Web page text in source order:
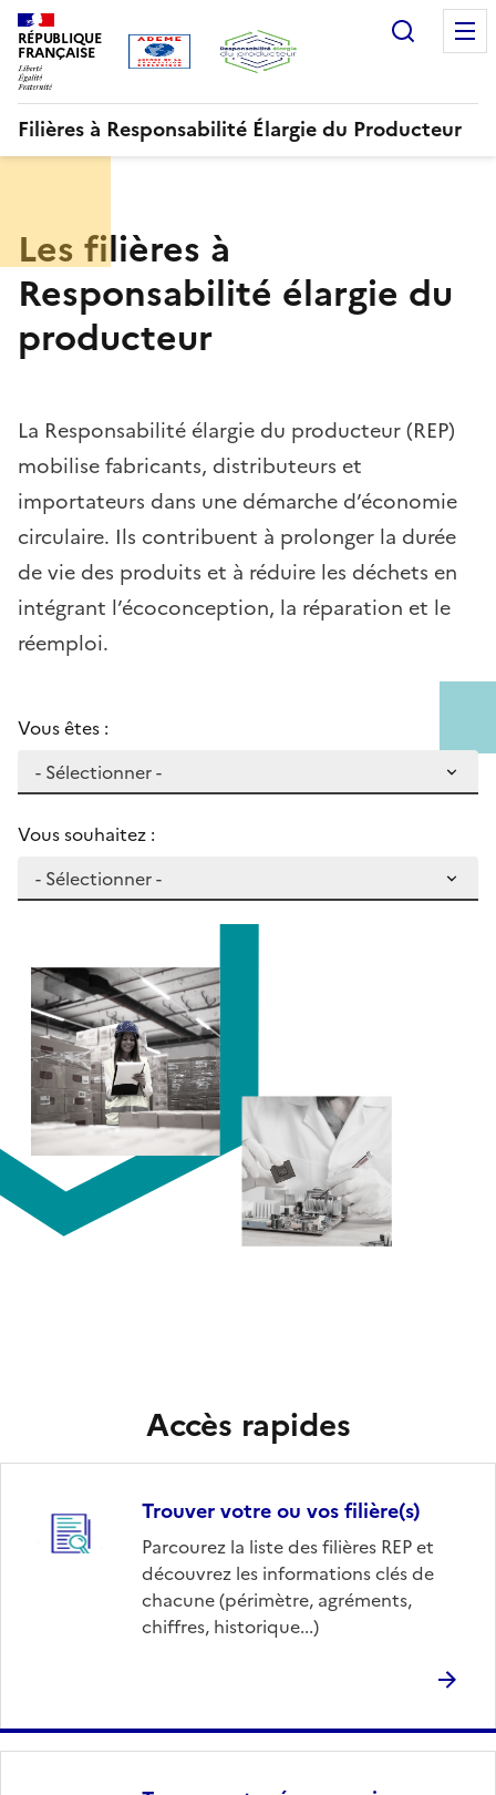
Aller
au
contenu
principal
RÉPUBLIQUE
FRANÇAISE
Filières à Responsabilité Élargie du Producteur
Les filières à
Responsabilité élargie du
producteur
La Responsabilité élargie du producteur (REP)
mobilise fabricants, distributeurs et
importateurs dans une démarche d’économie
circulaire. Ils contribuent à prolonger la durée
de vie des produits et à réduire les déchets en
intégrant l’écoconception, la réparation et le
réemploi.
Vous êtes :
Vous souhaitez :
Accès rapides
Trouver votre ou vos filière(s)
Parcourez la liste des filières REP et
découvrez les informations clés de
chacune (périmètre, agréments,
chiffres, historique...)
Gestion des cookies